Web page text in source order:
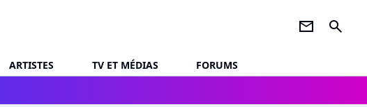
newsletter search
ARTISTES TV ET MÉDIAS
FORUMS